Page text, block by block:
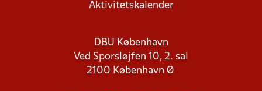
Aktivitetskalender
DBU København
Ved Sporsløjfen 10, 2. sal
2100 København Ø